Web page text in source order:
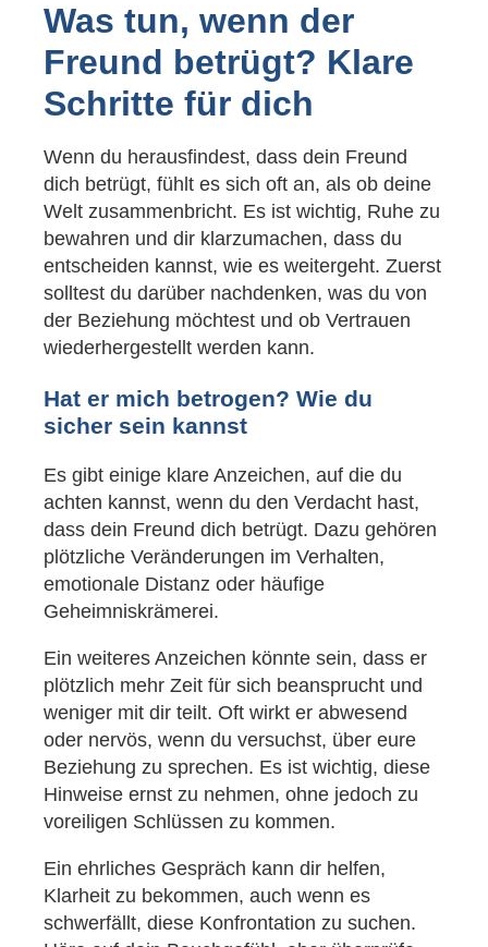
Was tun, wenn der
Freund betrügt? Klare
Schritte für dich
Wenn du herausfindest, dass dein Freund
dich betrügt, fühlt es sich oft an, als ob deine
Welt zusammenbricht. Es ist wichtig, Ruhe zu
bewahren und dir klarzumachen, dass du
entscheiden kannst, wie es weitergeht. Zuerst
solltest du darüber nachdenken, was du von
der Beziehung möchtest und ob Vertrauen
wiederhergestellt werden kann.
Hat er mich betrogen? Wie du
sicher sein kannst
Es gibt einige klare Anzeichen, auf die du
achten kannst, wenn du den Verdacht hast,
dass dein Freund dich betrügt. Dazu gehören
plötzliche Veränderungen im Verhalten,
emotionale Distanz oder häufige
Geheimniskrämerei.
Ein weiteres Anzeichen könnte sein, dass er
plötzlich mehr Zeit für sich beansprucht und
weniger mit dir teilt. Oft wirkt er abwesend
oder nervös, wenn du versuchst, über eure
Beziehung zu sprechen. Es ist wichtig, diese
Hinweise ernst zu nehmen, ohne jedoch zu
voreiligen Schlüssen zu kommen.
Ein ehrliches Gespräch kann dir helfen,
Klarheit zu bekommen, auch wenn es
schwerfällt, diese Konfrontation zu suchen.